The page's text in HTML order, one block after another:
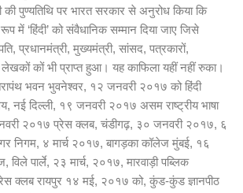
की पुण्यतिथि पर भारत सरकार से अनुरोध किया कि
में ‘हिंदी’ को संवैधानिक सम्मान दिया जाए जिसे
प्रधानमंत्री, मुख्यमंत्री, सांसद, पत्रकारों,
लेखकों कों भी प्राप्त हुआ। यह काफिला यहीं नहीं रुका।
भवन भुवनेश्वर, १२ जनवरी २०१७ को हिंदी
नई दिल्ली, १९ जनवरी २०१७ असम राष्ट्रीय भाषा
२०१७ प्रेस क्लब, चंडीगढ़, ३० जनवरी २०१७, ६
निगम, ४ मार्च २०१७, बागड़का कॉलेज मुंबई, १६
पार्ले, २३ मार्च, २०१७, मारवाड़ी पब्लिक
क्लब रायपुर १४ मई, २०१७ को, कुंड-कुंड ज्ञानपीठ